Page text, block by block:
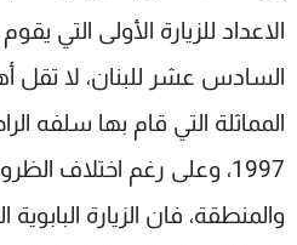
الاعداد للزيارة الأولى التي
السادس عشر للبنان، لا تقل
المماثلة التي قام بها سلفه
1997، وعلى رغم اختلاف
والمنطقة، فان الزيارة